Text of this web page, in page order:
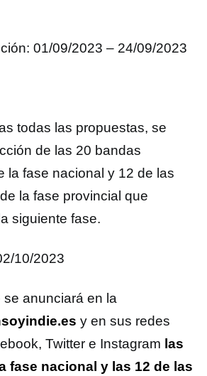
01/09/2023 – 24/09/2023
todas las propuestas, se
de las 20 bandas
la fase nacional y 12 de las
la fase provincial que
siguiente fase.
10/2023
se anunciará en la
y en sus redes
Twitter e Instagram las
fase nacional y las 12 de las